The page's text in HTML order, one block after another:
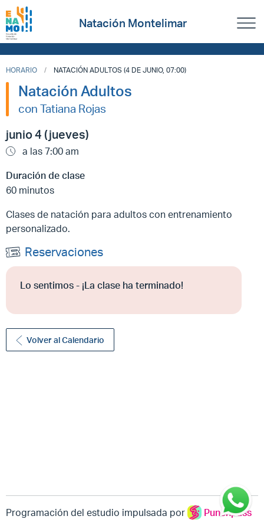
Natación Montelimar
HORARIO NATACIÓN ADULTOS (4 DE JUNIO, 07:00)
Natación Adultos
con Tatiana Rojas
junio 4 (jueves)
a las 7:00 am
Duración de clase
60 minutos
Clases de natación para adultos con entrenamiento
personalizado.
Reservaciones
Lo sentimos - ¡La clase ha terminado!
Volver al Calendario
Programación del estudio impulsada por Punchpass